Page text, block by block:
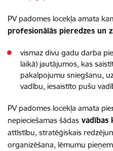
PV padomes locekļa amata
profesionālās pieredzes un
vismaz divu gadu darba
laikā) jautājumos, kas
pakalpojumu sniegšanu,
vadību, iesaistīto pušu
PV padomes locekļa amata
nepieciešamas šādas vadības
attīstību, stratēģiskais
organizēšana, lēmumu